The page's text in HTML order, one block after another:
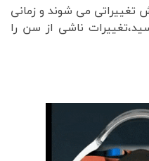
می شوند و زمانی
سال می رسید،تغییرات ناشی از سن را